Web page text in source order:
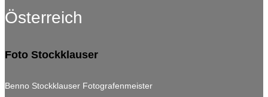
Österreich
Foto Stockklauser
Benno Stockklauser Fotografenmeister